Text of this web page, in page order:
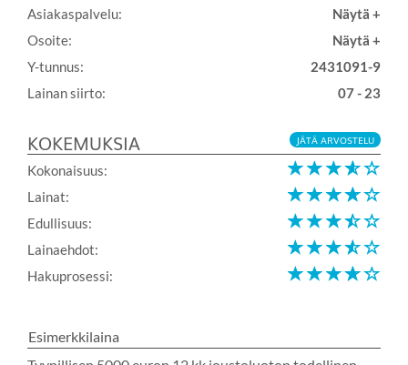
Asiakaspalvelu:
Näytä +
Osoite:
Näytä +
Y-tunnus:
2431091-9
Lainan siirto:
07 - 23
KOKEMUKSIA JÄTÄ ARVOSTELU
Kokonaisuus:
Lainat:
Edullisuus:
Lainaehdot:
Hakuprosessi:
Esimerkkilaina